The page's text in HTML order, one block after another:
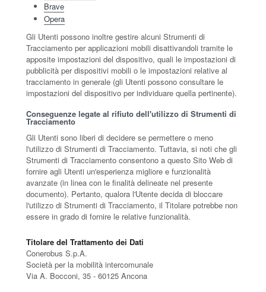
Brave
Opera
Gli Utenti possono inoltre gestire alcuni Strumenti di
Tracciamento per applicazioni mobili disattivandoli tramite le
apposite impostazioni del dispositivo, quali le impostazioni di
pubblicità per dispositivi mobili o le impostazioni relative al
tracciamento in generale (gli Utenti possono consultare le
impostazioni del dispositivo per individuare quella pertinente).
Conseguenze legate al rifiuto dell'utilizzo di Strumenti di
Tracciamento
Gli Utenti sono liberi di decidere se permettere o meno
l'utilizzo di Strumenti di Tracciamento. Tuttavia, si noti che gli
Strumenti di Tracciamento consentono a questo Sito Web di
fornire agli Utenti un'esperienza migliore e funzionalità
avanzate (in linea con le finalità delineate nel presente
documento). Pertanto, qualora l'Utente decida di bloccare
l'utilizzo di Strumenti di Tracciamento, il Titolare potrebbe non
essere in grado di fornire le relative funzionalità.
Titolare del Trattamento dei Dati
Conerobus S.p.A.
Società per la mobilità intercomunale
Via A. Bocconi, 35 - 60125 Ancona